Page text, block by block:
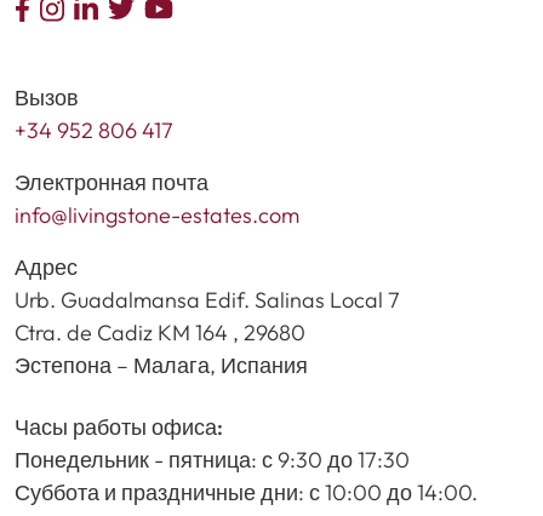
Вызов
+34 952 806 417
Электронная почта
info@livingstone-estates.com
Адрес
Urb. Guadalmansa Edif. Salinas Local 7
Ctra. de Cadiz KM 164 , 29680
Эстепона – Малага, Испания
Часы работы офиса:
Понедельник - пятница: с 9:30 до 17:30
Суббота и праздничные дни: с 10:00 до 14:00.